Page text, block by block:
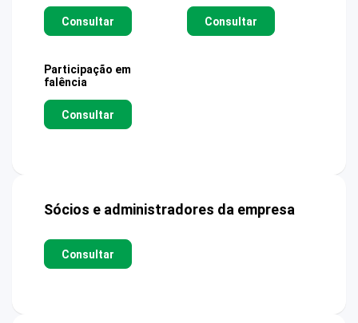
Consultar Consultar
Participação em
falência
Consultar
Sócios e administradores da empresa
Consultar